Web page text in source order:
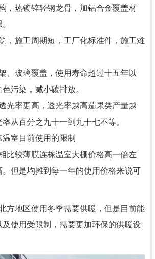
热镀锌轻钢龙骨，加铝合金覆盖材
施工周期短，工厂化标准件，施工难
玻璃覆盖，使用寿命超过十五年以
污染，减小碳排放。
率更高，透光率越高茄果类产量越
从百分之九十一到九十七不等。
室目前使用的限制
较薄膜连栋温室大棚价格高一倍左
但是均摊到每一年的使用价格来说可
方地区使用冬季需要供暖，但是目前能
使用受限制，需要更加环保的供暖设